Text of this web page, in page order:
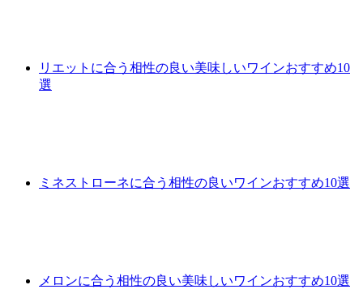
リエットに合う相性の良い美味しいワインおすすめ10
選
ミネストローネに合う相性の良いワインおすすめ10選
メロンに合う相性の良い美味しいワインおすすめ10選